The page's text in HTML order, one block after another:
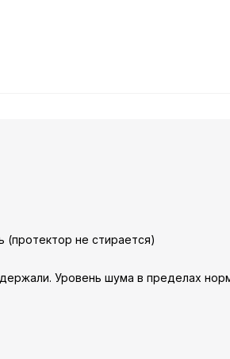
(протектор не стирается)
Уровень шума в пределах